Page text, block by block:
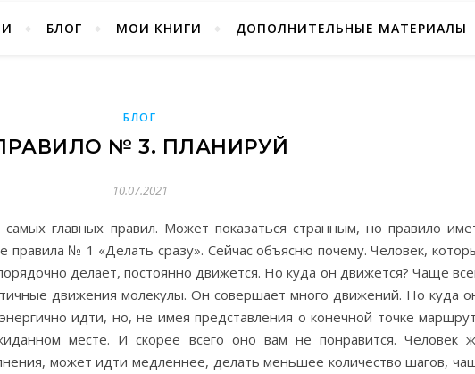
БЛОГ МОИ КНИГИ ДОПОЛНИТЕЛЬНЫЕ МАТЕРИАЛЫ
БЛОГ
№ 3. ПЛАНИРУЙ
10.07.2021
главных правил. Может показаться странным, но правило
правила № 1 «Делать сразу». Сейчас объясню почему. Человек,
делает, постоянно движется. Но куда он движется? Чаще
движения молекулы. Он совершает много движений. Но куда
идти, но, не имея представления о конечной точке
месте. И скорее всего оно вам не понравится. Человек
может идти медленнее, делать меньшее количество шагов,